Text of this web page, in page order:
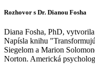
Rozhovor s Dr. Dianou Fosha
Diana Fosha, PhD,
Napísla knihu
Siegelom a Marion
Norton. Americká